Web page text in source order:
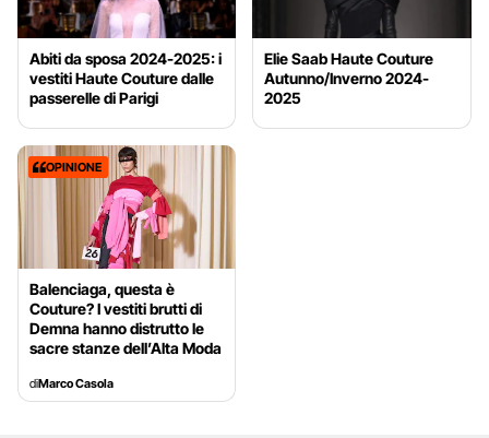
Abiti da sposa 2024-2025: i
vestiti Haute Couture dalle
passerelle di Parigi
Elie Saab Haute Couture
Autunno/Inverno 2024-
2025
OPINIONE
Balenciaga, questa è
Couture? I vestiti brutti di
Demna hanno distrutto le
sacre stanze dell’Alta Moda
diMarco Casola